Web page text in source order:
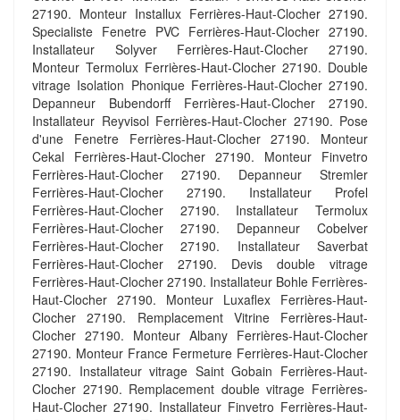
27190. Monteur Installux Ferrières-Haut-Clocher 27190.
Specialiste Fenetre PVC Ferrières-Haut-Clocher 27190.
Installateur Solyver Ferrières-Haut-Clocher 27190.
Monteur Termolux Ferrières-Haut-Clocher 27190. Double
vitrage Isolation Phonique Ferrières-Haut-Clocher 27190.
Depanneur Bubendorff Ferrières-Haut-Clocher 27190.
Installateur Reyvisol Ferrières-Haut-Clocher 27190. Pose
d'une Fenetre Ferrières-Haut-Clocher 27190. Monteur
Cekal Ferrières-Haut-Clocher 27190. Monteur Finvetro
Ferrières-Haut-Clocher 27190. Depanneur Stremler
Ferrières-Haut-Clocher 27190. Installateur Profel
Ferrières-Haut-Clocher 27190. Installateur Termolux
Ferrières-Haut-Clocher 27190. Depanneur Cobelver
Ferrières-Haut-Clocher 27190. Installateur Saverbat
Ferrières-Haut-Clocher 27190. Devis double vitrage
Ferrières-Haut-Clocher 27190. Installateur Bohle Ferrières-
Haut-Clocher 27190. Monteur Luxaflex Ferrières-Haut-
Clocher 27190. Remplacement Vitrine Ferrières-Haut-
Clocher 27190. Monteur Albany Ferrières-Haut-Clocher
27190. Monteur France Fermeture Ferrières-Haut-Clocher
27190. Installateur vitrage Saint Gobain Ferrières-Haut-
Clocher 27190. Remplacement double vitrage Ferrières-
Haut-Clocher 27190. Installateur Finvetro Ferrières-Haut-